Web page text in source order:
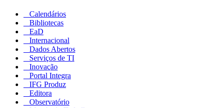
Calendários
Bibliotecas
EaD
Internacional
Dados Abertos
Serviços de TI
Inovação
Portal Integra
IFG Produz
Editora
Observatório